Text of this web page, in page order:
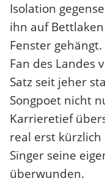
Isolation
ihn auf
Fenster
Fan des Landes
Satz seit jeher
Songpoet nicht
Karrieretief
real erst kürzlich
Singer seine
überwunden.